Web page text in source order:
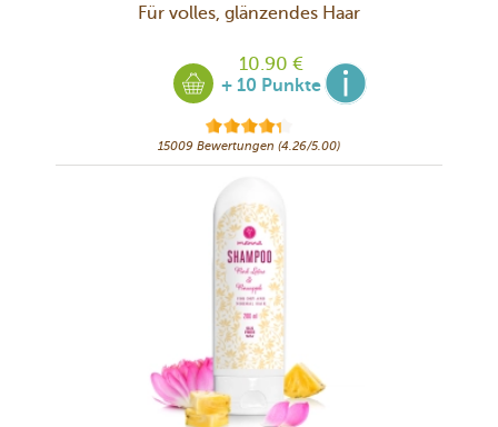
Für volles, glänzendes Haar
10.90 €
+ 10 Punkte
15009 Bewertungen (4.26/5.00)